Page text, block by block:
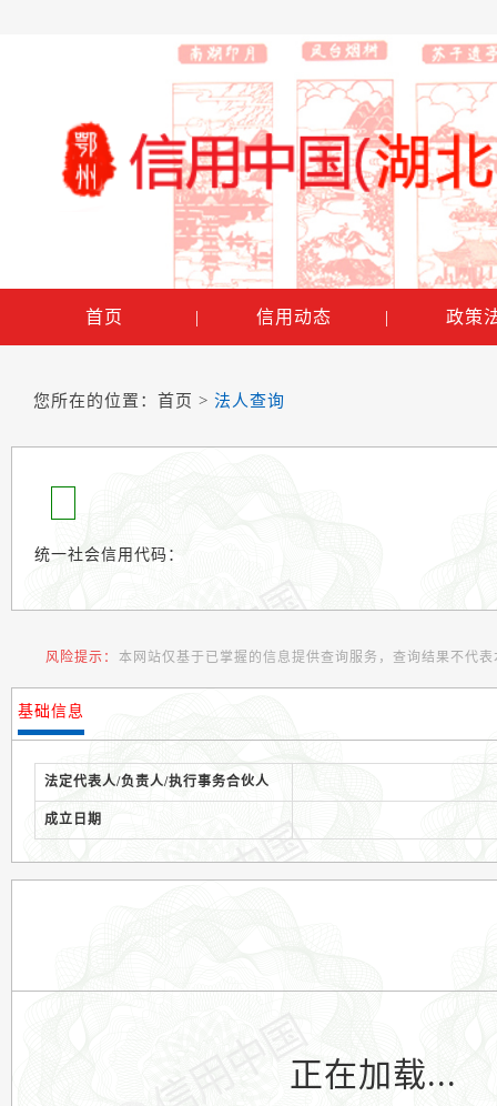
首页 | 信用动态 | 政策
您所在的位置： 首页 > 法人查询
统一社会信用代码：
风险提示： 本网站仅基于已掌握的信息提供查询服务，查询结果不代
基础信息
法定代表人/负责人/执行事务合伙人
成立日期
正在加载...